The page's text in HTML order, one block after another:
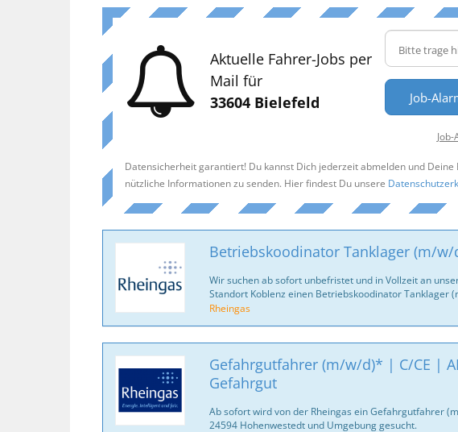
Aktuelle Fahrer-Jobs per
Mail für
33604 Bielefeld
Job-
Datensicherheit garantiert! Du kannst Dich jederzeit abmelden und
nützliche Informationen zu senden. Hier findest Du unsere
Betriebskoodinator Tanklager (m/w/
Wir suchen ab sofort unbefristet und in Vollzeit an
Standort Koblenz einen Betriebskoodinator Tanklager
Rheingas
Gefahrgutfahrer (m/w/d)* | C/CE |
Gefahrgut
Ab sofort wird von der Rheingas ein Gefahrgutfahrer
24594 Hohenwestedt und Umgebung gesucht.